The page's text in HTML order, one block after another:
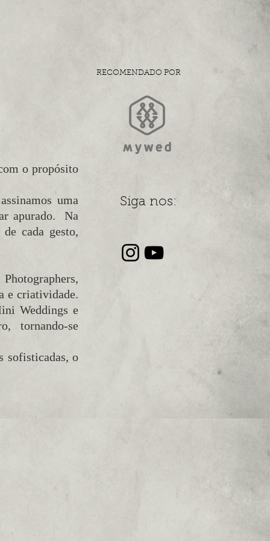
o propósito
uma
apurado. Na
cada gesto,
e criatividade.
Weddings e
tornando-se
sofisticadas, o
RECOMENDADO POR
Siga nos: